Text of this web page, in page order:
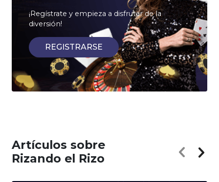
¡Regístrate y empieza a disfrutar de la
diversión!
REGISTRARSE
Artículos sobre
Rizando el Rizo